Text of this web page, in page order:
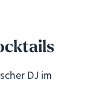
DJ im